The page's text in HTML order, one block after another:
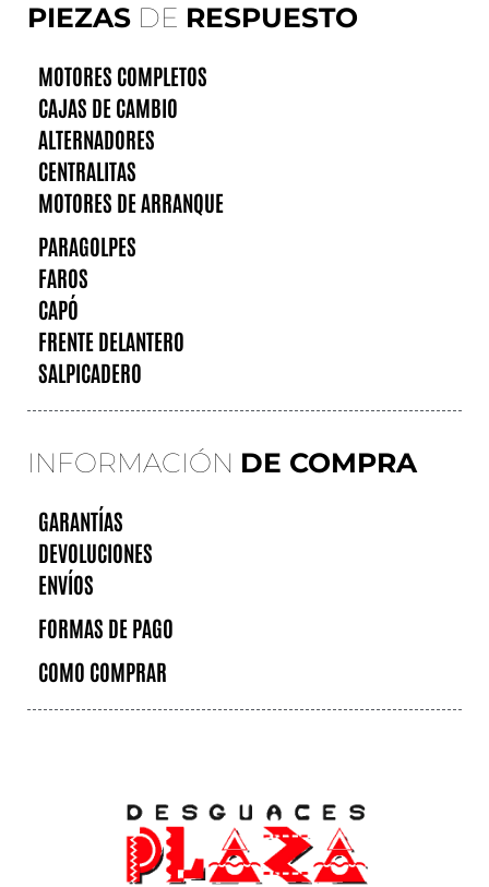
PIEZAS DE RESPUESTO
MOTORES COMPLETOS
CAJAS DE CAMBIO
ALTERNADORES
CENTRALITAS
MOTORES DE ARRANQUE
PARAGOLPES
FAROS
CAPÓ
FRENTE DELANTERO
SALPICADERO
INFORMACIÓN DE COMPRA
GARANTÍAS
DEVOLUCIONES
ENVÍOS
FORMAS DE PAGO
COMO COMPRAR